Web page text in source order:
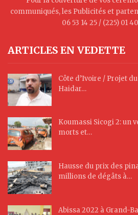
communiqués, les Publicités et
06 53 14 25 / (225) 01
ARTICLES EN VEDETTE
Côte d’Ivoire / Projet
Haidar…
Koumassi Sicogi 2: un
morts et…
Hausse du prix des
millions de dégâts à…
Abissa 2022 à Grand-